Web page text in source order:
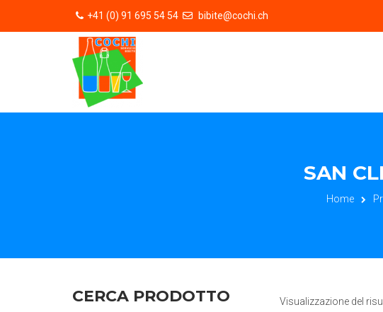
+41 (0) 91 695 54 54 bibite@cochi.ch
SAN
Home
Visualizzazione del
CERCA PRODOTTO